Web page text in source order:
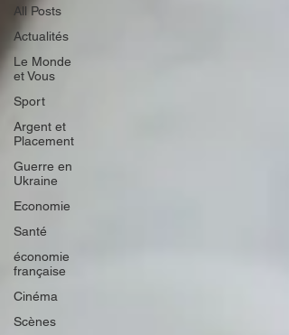
All Posts
Actualités
Le Monde
et Vous
Sport
Argent et
Placement
Guerre en
Ukraine
Economie
Santé
économie
française
Cinéma
Scènes